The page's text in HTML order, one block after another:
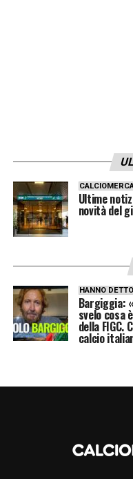
Ultime
novità del
HANNO DETTO
Bargiggia:
svelo cosa
della FIGC.
calcio